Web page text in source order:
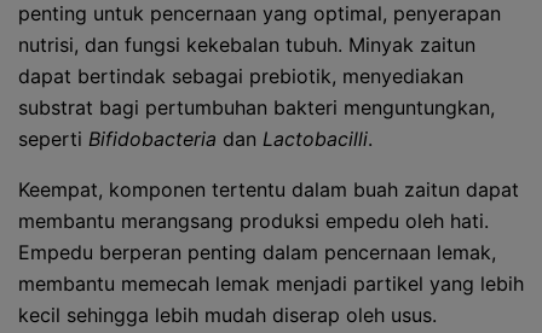
penting untuk pencernaan yang optimal, penyerapan
nutrisi, dan fungsi kekebalan tubuh. Minyak zaitun
dapat bertindak sebagai prebiotik, menyediakan
substrat bagi pertumbuhan bakteri menguntungkan,
seperti Bifidobacteria dan Lactobacilli.
Keempat, komponen tertentu dalam buah zaitun dapat
membantu merangsang produksi empedu oleh hati.
Empedu berperan penting dalam pencernaan lemak,
membantu memecah lemak menjadi partikel yang lebih
kecil sehingga lebih mudah diserap oleh usus.